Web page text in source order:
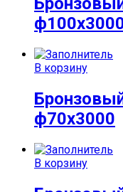
В корзину
ф70х3000
В корзину